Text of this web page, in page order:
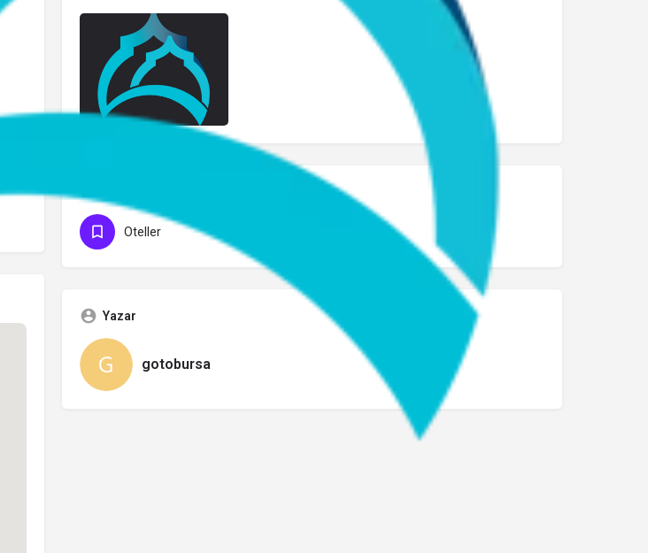
Oteller
Yazar
gotobursa